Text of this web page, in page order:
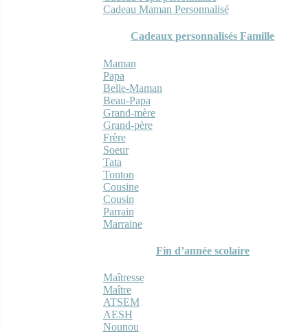
Cadeau Maman Personnalisé
Cadeaux personnalisés Famille
Maman
Papa
Belle-Maman
Beau-Papa
Grand-mère
Grand-père
Frère
Soeur
Tata
Tonton
Cousine
Cousin
Parrain
Marraine
Fin d’année scolaire
Maîtresse
Maître
ATSEM
AESH
Nounou